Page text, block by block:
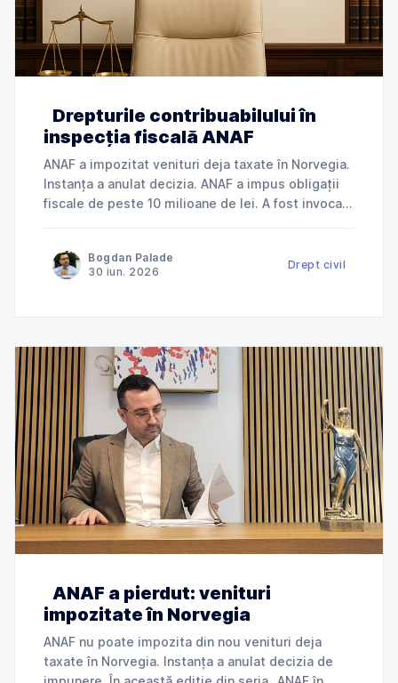
Drepturile contribuabilului în
inspecția fiscală ANAF
ANAF a impozitat venituri deja taxate în Norvegia.
Instanța a anulat decizia. ANAF a impus obligații
fiscale de peste 10 milioane de lei. A fost invocată
dreptate contribuabilului. Jurisprudență explicată
de Cabinet Avocat Bogdan Palade DIN SERIA
Bogdan Palade
30 iun. 2026
Drept civil
ANAF a pierdut: venituri
impozitate în Norvegia
ANAF nu poate impozita din nou venituri deja
taxate în Norvegia. Instanța a anulat decizia de